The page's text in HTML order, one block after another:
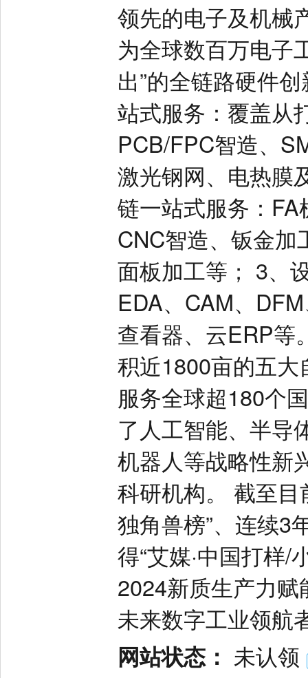
领先的电子及机械
为全球数百万电子
出”的全链路硬件
站式服务：覆盖从
PCB/FPC智造、
激光钢网、电热膜
链一站式服务：
CNC智造、钣金加
面板加工等； 3、
EDA、CAM、
查看器、云ERP等
积近1800亩的五
服务全球超180个
了人工智能、半导
机器人等战略性新
科研机构。 截至
独角兽榜”、连续3
得“艾媒·中国打样/
2024新质生产力赋
未来数字工业领航
网站状态： 未认领